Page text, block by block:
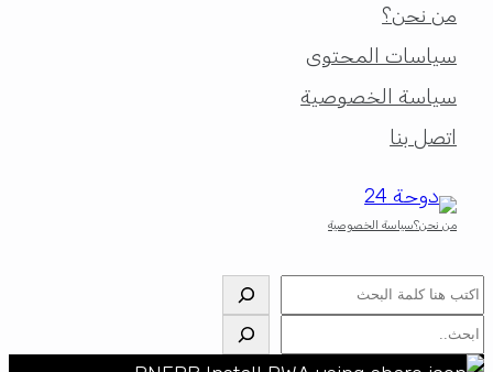
من نحن؟
سياسات المحتوى
سياسة الخصوصية
اتصل بنا
من نحن؟سياسة الخصوصية
البحث
البحث